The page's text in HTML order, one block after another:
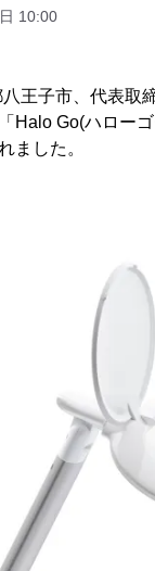
10:00
王子市、代表取
Halo Go(ハロー
ました。